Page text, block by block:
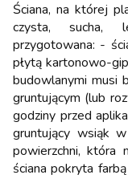
Ściana, na której
czysta, sucha,
przygotowana: -
płytą kartonowo-
budowlanymi musi
gruntującym (lub
godziny przed
gruntujący wsiąk
powierzchni, która
ściana pokryta